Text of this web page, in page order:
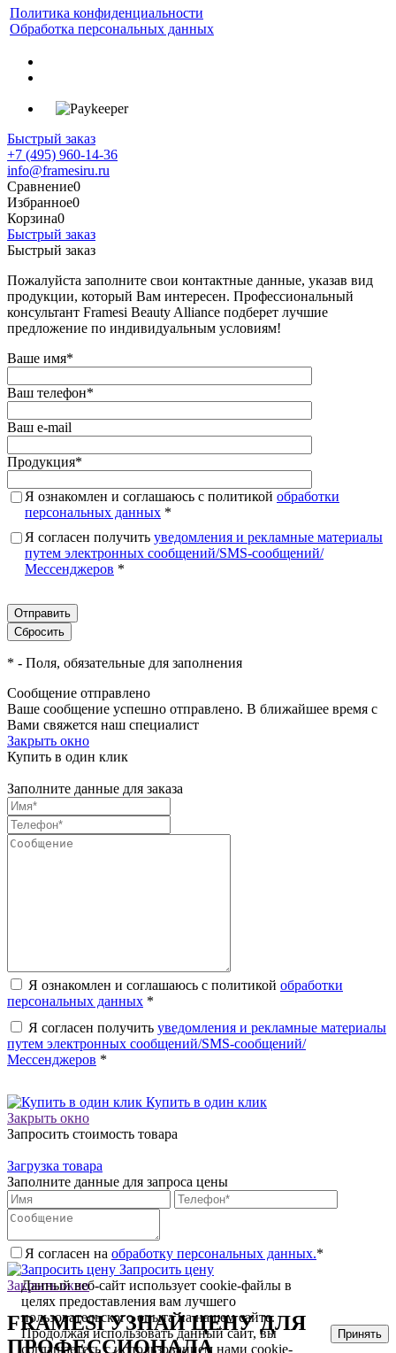
Политика конфиденциальности
Обработка персональных данных
Быстрый заказ
+7 (495) 960-14-36
info@framesiru.ru
Сравнение0
Избранное0
Корзина0
Быстрый заказ
Быстрый заказ
Пожалуйста заполните свои контактные данные, указав вид
продукции, который Вам интересен. Профессиональный
консультант Framesi Beauty Alliance подберет лучшие
предложение по индивидуальным условиям!
Ваше имя*
Ваш телефон*
Ваш e-mail
Продукция*
Я ознакомлен и соглашаюсь с политикой обработки
персональных данных *
Я согласен получить уведомления и рекламные материалы
путем электронных сообщений/SMS-сообщений/
Мессенджеров *
* - Поля, обязательные для заполнения
Сообщение отправлено
Ваше сообщение успешно отправлено. В ближайшее время с
Вами свяжется наш специалист
Закрыть окно
Купить в один клик
Заполните данные для заказа
Я ознакомлен и соглашаюсь с политикой обработки
персональных данных *
Я согласен получить уведомления и рекламные материалы
путем электронных сообщений/SMS-сообщений/
Мессенджеров *
Купить в один клик
Закрыть окно
Запросить стоимость товара
Загрузка товара
Заполните данные для запроса цены
Я согласен на обработку персональных данных.*
Запросить цену
Закрыть окно
FRAMESI УЗНАЙ ЦЕНУ ДЛЯ
ПРОФЕССИОНАЛА
Данный веб-сайт использует cookie-файлы в
целях предоставления вам лучшего
пользовательского опыта на нашем сайте.
Продолжая использовать данный сайт, вы
соглашаетесь с использованием нами cookie-
Принять